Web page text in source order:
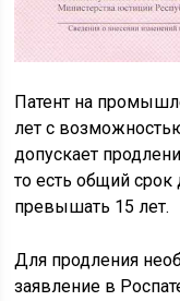
Патент на
лет с
допускает
то есть общий срок
превышать 15 лет.
Для продления
заявление в